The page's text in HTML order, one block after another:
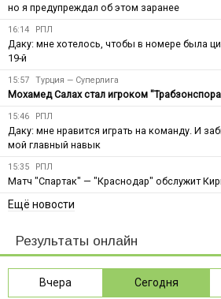
но я предупреждал об этом заранее
16:14 РПЛ
Даку: мне хотелось, чтобы в номере была
19-й
15:57 Турция — Суперлига
Мохамед Салах стал игроком
15:46 РПЛ
Даку: мне нравится играть на команду. И
мой главный навык
15:35 РПЛ
Матч "Спартак" — "Краснодар" обслужит
Ещё новости
Результаты онлайн
Вчера Сегодня